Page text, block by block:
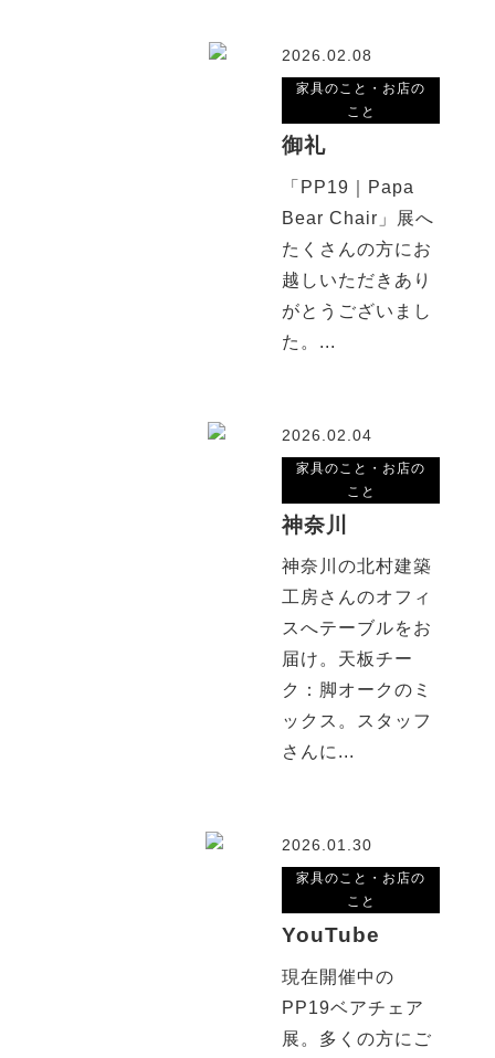
2026.02.08
家具のこと・お店の
こと
御礼
「PP19｜Papa
Bear Chair」展へ
たくさんの方にお
越しいただきあり
がとうございまし
た。...
2026.02.04
家具のこと・お店の
こと
神奈川
神奈川の北村建築
工房さんのオフィ
スへテーブルをお
届け。天板チー
ク：脚オークのミ
ックス。スタッフ
さんに...
2026.01.30
家具のこと・お店の
こと
YouTube
現在開催中の
PP19ベアチェア
展。多くの方にご